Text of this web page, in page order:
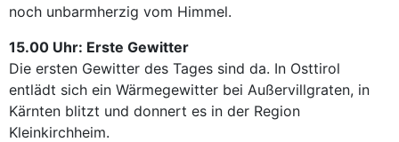
noch unbarmherzig vom Himmel.
15.00 Uhr: Erste Gewitter
Die ersten Gewitter des Tages sind da. In Osttirol
entlädt sich ein Wärmegewitter bei Außervillgraten, in
Kärnten blitzt und donnert es in der Region
Kleinkirchheim.